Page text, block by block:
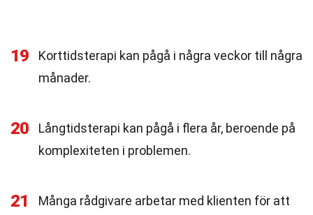
19
Korttidsterapi kan pågå i några veckor till några
månader.
20
Långtidsterapi kan pågå i flera år, beroende på
komplexiteten i problemen.
21
Många rådgivare arbetar med klienten för att